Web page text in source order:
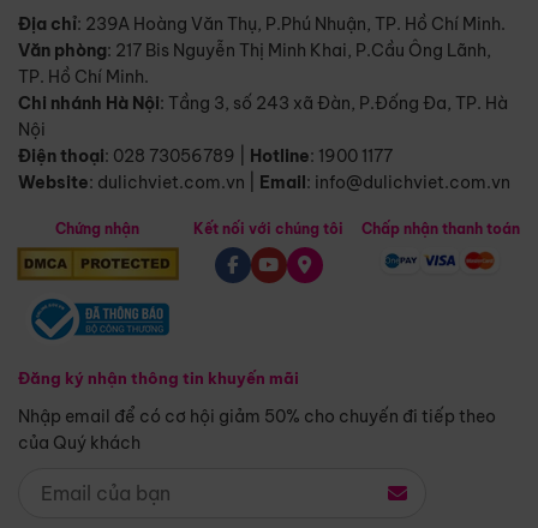
Địa chỉ: 239A Hoàng Văn Thụ, P.Phú Nhuận, TP. Hồ Chí Minh.
Văn phòng: 217 Bis Nguyễn Thị Minh Khai, P.Cầu Ông Lãnh,
TP. Hồ Chí Minh.
Chi nhánh Hà Nội: Tầng 3, số 243 xã Đàn, P.Đống Đa, TP. Hà
Nội
Điện thoại: 028 73056789 Hotline: 1900 1177
Website: dulichviet.com.vn Email: info@dulichviet.com.vn
Chứng nhận
Đăng ký nhận thông tin khuyến mãi
Nhập email để có cơ hội giảm 50% cho chuyến đi tiếp theo
của Quý khách
Kết nối với chúng tôi Chấp nhận thanh toán